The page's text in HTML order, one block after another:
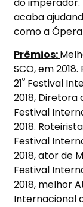
acaba
como a
Prêmios:
SCO, em
21º Festival
2018, Diretora
Festival
2018.
Festival
2018, ator de
Festival
2018, melhor
Internacional